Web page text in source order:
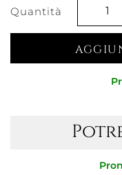
Quantità